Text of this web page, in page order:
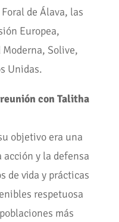
de Álava, las
Europea,
Solive,
Unidas.
con Talitha
objetivo era una
y la defensa
de vida y prácticas
respetuosa
más